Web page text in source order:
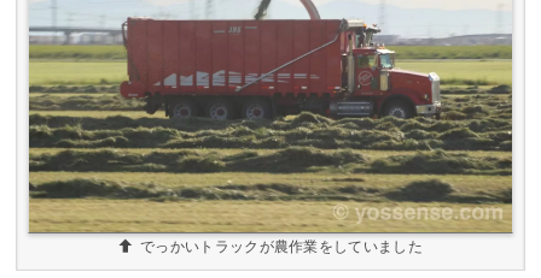
でっかいトラックが農作業をしていました